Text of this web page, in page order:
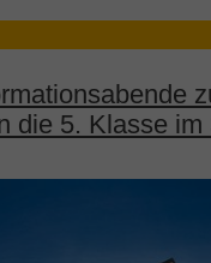
die 5. Klasse